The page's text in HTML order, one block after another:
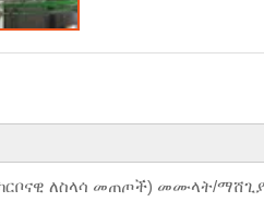
ለስላሳ መጠጦች) መሙላት/